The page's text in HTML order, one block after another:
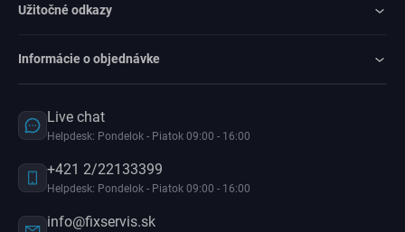
Užitočné odkazy
Informácie o objednávke
Live chat
Helpdesk: Pondelok - Piatok 09:00 - 16:00
+421 2/22133399
Helpdesk: Pondelok - Piatok 09:00 - 16:00
info@fixservis.sk